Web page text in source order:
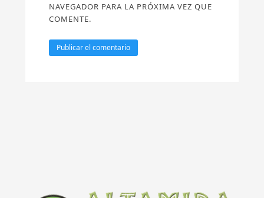
NAVEGADOR PARA LA PRÓXIMA VEZ QUE
COMENTE.